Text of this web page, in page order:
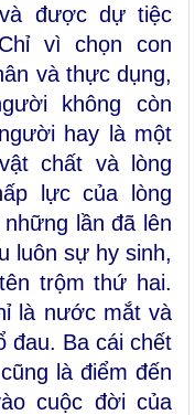
được dự tiệc
vì chọn con
và thực dụng,
không còn
hay là một
chất và lòng
lực của lòng
lần đã lên
luôn sự hy sinh,
trộm thứ hai.
là nước mắt và
đau. Ba cái chết
là điểm đến
cuộc đời của